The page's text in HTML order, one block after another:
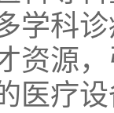
学科
资源
医疗